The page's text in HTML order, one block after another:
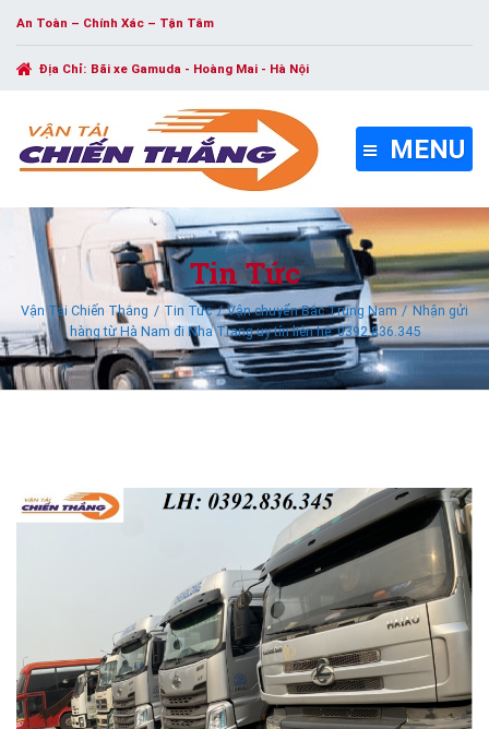
An Toàn – Chính Xác – Tận Tâm
Địa Chỉ: Bãi xe Gamuda - Hoàng Mai - Hà Nội
MENU
Tin Tức
Vận Tải Chiến Thắng Tin Tức Vận chuyển Bắc Trung Nam
Nhận gửi
hàng từ Hà Nam đi Nha Trang uy tín liên hệ: 0392.836.345